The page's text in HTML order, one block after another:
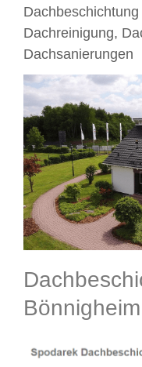
Dachreinigung,
Dachsanierungen